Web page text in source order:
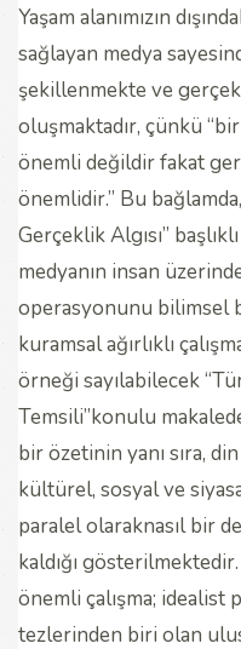
Yaşam alanımızın
sağlayan medya
şekillenmekte ve
oluşmaktadır, çünkü
önemli değildir fakat
önemlidir.” Bu
Gerçeklik Algısı”
medyanın insan
operasyonunu bilimsel
kuramsal ağırlıklı
örneği sayılabilecek
Temsili”konulu
bir özetinin yanı sıra,
kültürel, sosyal ve
paralel olaraknasıl bir
kaldığı
önemli çalışma; idealist
tezlerinden biri olan